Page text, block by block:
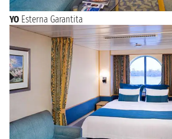
YO Esterna Garantita